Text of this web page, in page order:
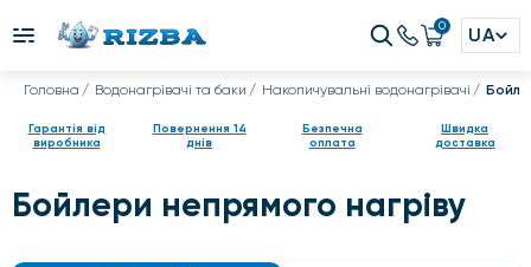
0 UA
Головна Водонагрівачі та баки Накопичувальні водонагрівачі
Гарантія від
виробника
Повернення 14
днів
Безпечна
оплата
Швидка
доставка
Бойлери непрямого нагріву